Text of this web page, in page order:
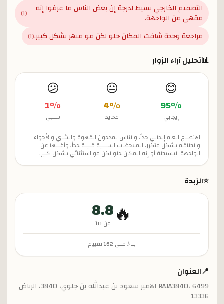
التصميم الخارجي بسيط لدرجة إن بعض الناس ما عرفوا إنه
مقهى من الواجهة. (
1
)
مراجعة وحدة شافت المكان حلو لكن مو مبهر بشكل كبير.(
1
)
📊تحليل آراء الزوار
😊
95%
إيجابي
😐
4%
محايد
😕
1%
سلبي
الانطباع العام إيجابي جداً، والناس يمدحون القهوة والشاي والأجواء
والطاقم بشكل متكرر. الملاحظات السلبية قليلة جداً، وأغلبها عن
الواجهة البسيطة أو إنه المكان حلو لكن مو استثنائي بشكل كبير.
⭐الزبدة
🔥
8.8
من 10
بناءً على 162تقييم
📍العنوان
RAJA3840، 6499 الامير سعود بن عبدالله بن جلوي، 3840، الرياض
13336